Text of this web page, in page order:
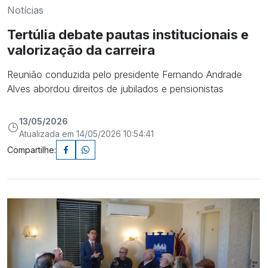
Notícias
Tertúlia debate pautas institucionais e
valorização da carreira
Reunião conduzida pelo presidente Fernando Andrade
Alves abordou direitos de jubilados e pensionistas
13/05/2026
Atualizada em 14/05/2026 10:54:41
Compartilhe: